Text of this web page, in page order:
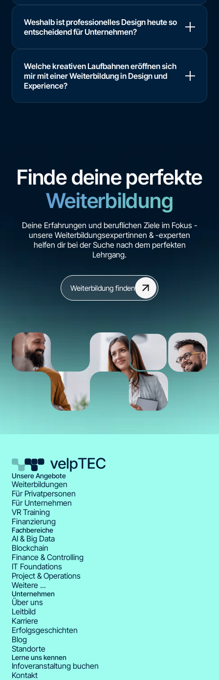
Weshalb ist professionelles Design heute so
entscheidend für Unternehmen?
Welche kreativen Laufbahnen eröffnen sich
mir mit einer Weiterbildung in Design und
Experience?
Finde deine perfekte
Weiterbildung
Deine Erfahrungen und beruflichen Ziele im Fokus -
unsere Weiterbildungsexpertinnen & -experten
helfen dir bei der Suche nach dem perfekten
Lehrgang.
Weiterbildung finden
Unsere Angebote
Weiterbildungen
Für Privatpersonen
Für Unternehmen
VR Training
Finanzierung
Fachbereiche
AI & Big Data
Blockchain
Finance & Controlling
IT Foundations
Project & Operations
Weitere ...
Unternehmen
Über uns
Leitbild
Karriere
Erfolgsgeschichten
Blog
Standorte
Lerne uns kennen
Infoveranstaltung buchen
Kontakt